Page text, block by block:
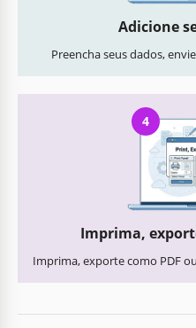
Adicione
Preencha seus dados,
4
Imprima,
Imprima, exporte como PDF